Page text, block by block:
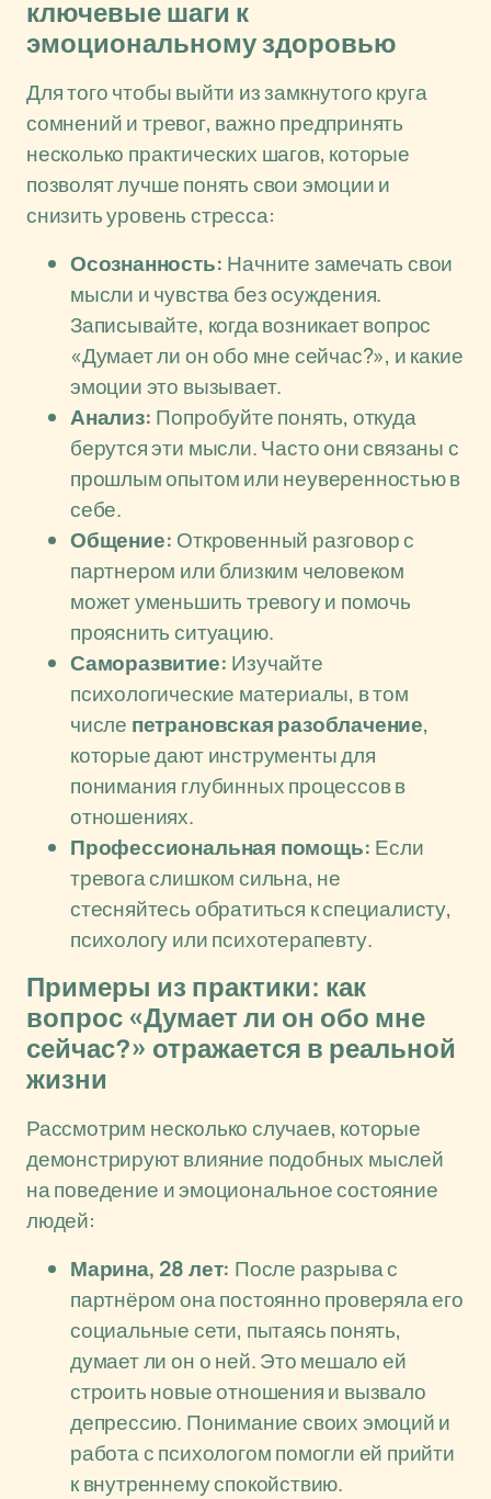
ключевые шаги к
эмоциональному здоровью
Для того чтобы выйти из замкнутого круга
сомнений и тревог, важно предпринять
несколько практических шагов, которые
позволят лучше понять свои эмоции и
снизить уровень стресса:
Осознанность: Начните замечать свои
мысли и чувства без осуждения.
Записывайте, когда возникает вопрос
«Думает ли он обо мне сейчас?», и какие
эмоции это вызывает.
Анализ: Попробуйте понять, откуда
берутся эти мысли. Часто они связаны с
прошлым опытом или неуверенностью в
себе.
Общение: Откровенный разговор с
партнером или близким человеком
может уменьшить тревогу и помочь
прояснить ситуацию.
Саморазвитие: Изучайте
психологические материалы, в том
числе петрановская разоблачение,
которые дают инструменты для
понимания глубинных процессов в
отношениях.
Профессиональная помощь: Если
тревога слишком сильна, не
стесняйтесь обратиться к специалисту,
психологу или психотерапевту.
Примеры из практики: как
вопрос «Думает ли он обо мне
сейчас?» отражается в реальной
жизни
Рассмотрим несколько случаев, которые
демонстрируют влияние подобных мыслей
на поведение и эмоциональное состояние
людей:
Марина, 28 лет: После разрыва с
партнёром она постоянно проверяла его
социальные сети, пытаясь понять,
думает ли он о ней. Это мешало ей
строить новые отношения и вызвало
депрессию. Понимание своих эмоций и
работа с психологом помогли ей прийти
к внутреннему спокойствию.